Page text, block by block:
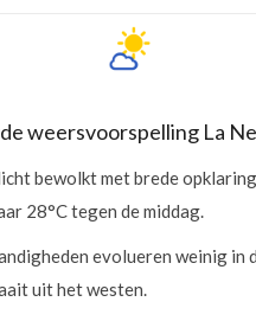
weersvoorspelling La
bewolkt met brede
28°C tegen de middag.
evolueren weinig in
uit het westen.